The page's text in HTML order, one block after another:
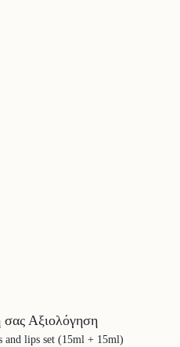
σας Αξιολόγηση
and lips set (15ml + 15ml)